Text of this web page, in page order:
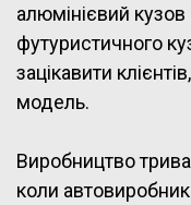
алюмінієвий
футуристичного
зацікавити
модель.
Виробництво
коли